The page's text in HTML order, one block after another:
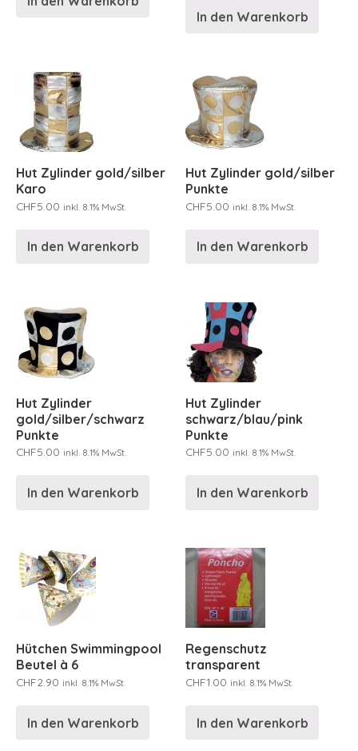
In den Warenkorb
Hut Zylinder gold/silber
Karo
CHF5.00 inkl. 8.1% MwSt.
In den Warenkorb
Hut Zylinder gold/silber
Punkte
CHF5.00 inkl. 8.1% MwSt.
In den Warenkorb
Hut Zylinder
gold/silber/schwarz
Punkte
CHF5.00 inkl. 8.1% MwSt.
In den Warenkorb
Hut Zylinder
schwarz/blau/pink
Punkte
CHF5.00 inkl. 8.1% MwSt.
In den Warenkorb
Hütchen Swimmingpool
Beutel à 6
CHF2.90 inkl. 8.1% MwSt.
In den Warenkorb
Regenschutz
transparent
CHF1.00 inkl. 8.1% MwSt.
In den Warenkorb